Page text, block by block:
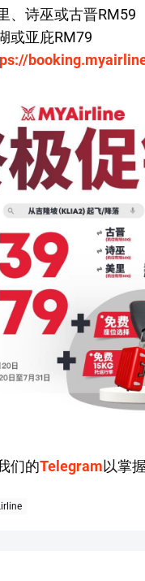
、诗巫或古晋RM59
或亚庇RM79
们的Telegram以掌